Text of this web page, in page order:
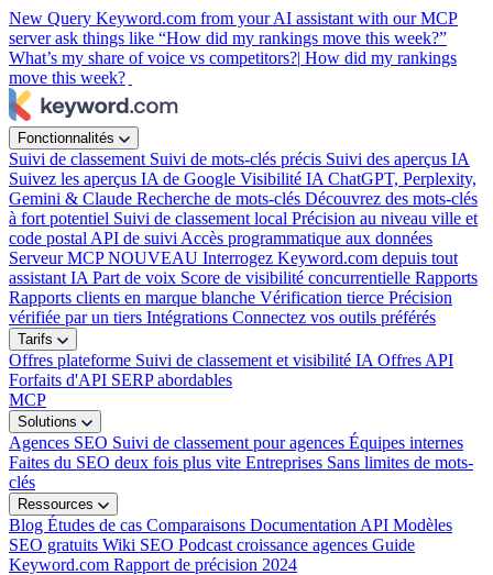
New Query Keyword.com from your AI assistant with our MCP
server ask things like “How did my rankings move this week?”
What’s my share of voice vs competitors?| How did my rankings
move this week?
Fonctionnalités
Suivi de classement Suivi de mots-clés précis Suivi des aperçus IA
Suivez les aperçus IA de Google Visibilité IA ChatGPT, Perplexity,
Gemini & Claude Recherche de mots-clés Découvrez des mots-clés
à fort potentiel Suivi de classement local Précision au niveau ville et
code postal API de suivi Accès programmatique aux données
Serveur MCPNOUVEAU Interrogez Keyword.com depuis tout
assistant IA Part de voix Score de visibilité concurrentielle Rapports
Rapports clients en marque blanche Vérification tierce Précision
vérifiée par un tiers Intégrations Connectez vos outils préférés
Tarifs
Offres plateforme Suivi de classement et visibilité IA Offres API
Forfaits d'API SERP abordables
MCP
Solutions
Agences SEO Suivi de classement pour agences Équipes internes
Faites du SEO deux fois plus vite Entreprises Sans limites de mots-
clés
Ressources
Blog Études de cas Comparaisons Documentation API Modèles
SEO gratuits Wiki SEO Podcast croissance agences Guide
Keyword.com Rapport de précision 2024